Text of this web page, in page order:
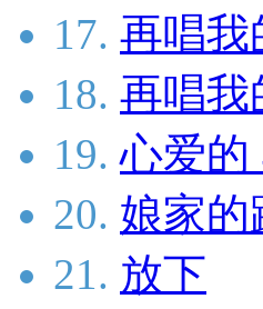
17. 再唱我
18. 再唱我
19. 心爱的
20. 娘家的
21. 放下